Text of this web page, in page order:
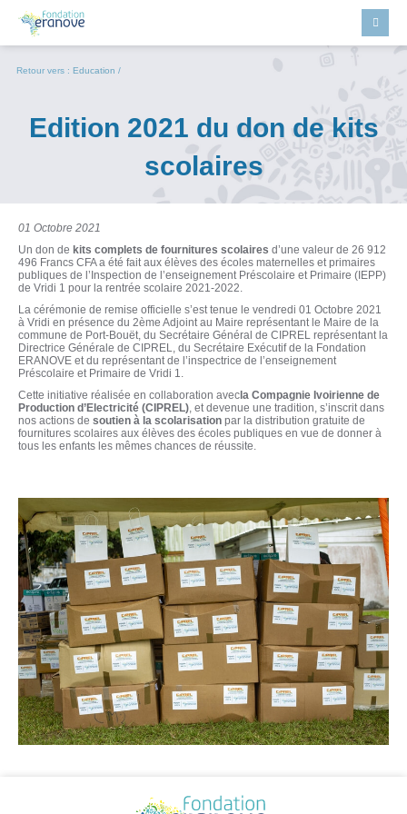
Edition 2021 du don de kits
scolaires
Retour vers : Education /
01 Octobre 2021
Un don de kits complets de fournitures scolaires d’une valeur de 26 912
496 Francs CFA a été fait aux élèves des écoles maternelles et primaires
publiques de l’Inspection de l’enseignement Préscolaire et Primaire (IEPP)
de Vridi 1 pour la rentrée scolaire 2021-2022.
La cérémonie de remise officielle s’est tenue le vendredi 01 Octobre 2021
à Vridi en présence du 2ème Adjoint au Maire représentant le Maire de la
commune de Port-Bouët, du Secrétaire Général de CIPREL représentant la
Directrice Générale de CIPREL, du Secrétaire Exécutif de la Fondation
ERANOVE et du représentant de l’inspectrice de l’enseignement
Préscolaire et Primaire de Vridi 1.
Cette initiative réalisée en collaboration avec la Compagnie Ivoirienne de
Production d’Electricité (CIPREL), et devenue une tradition, s’inscrit dans
nos actions de soutien à la scolarisation par la distribution gratuite de
fournitures scolaires aux élèves des écoles publiques en vue de donner à
tous les enfants les mêmes chances de réussite.